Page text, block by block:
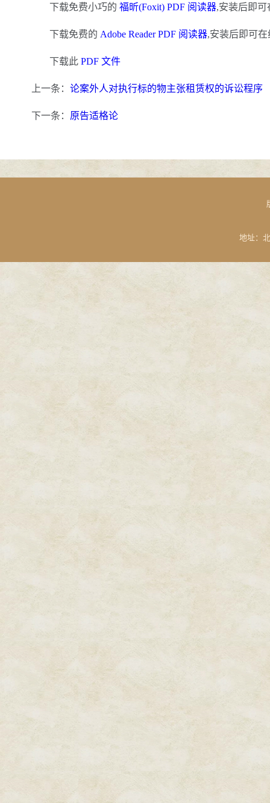
下载免费小巧的 福昕(Foxit) PDF 阅读器,安装后即
下载免费的 Adobe Reader PDF 阅读器,安装后即可
下载此 PDF 文件
上一条： 论案外人对执行标的物主张租赁权的诉讼程序
下一条： 原告适格论
地址：